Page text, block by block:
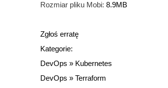
Rozmiar pliku Mobi: 8.9MB
Zgłoś erratę
Kategorie:
DevOps » Kubernetes
DevOps » Terraform